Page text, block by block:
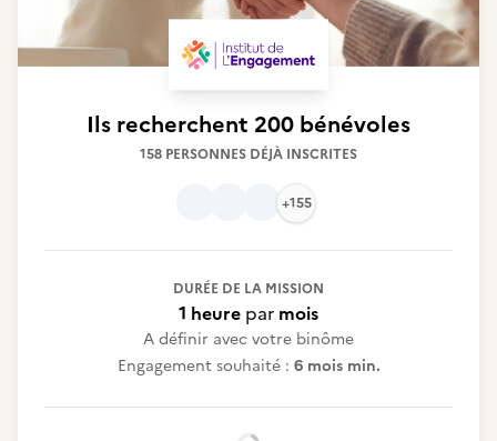
Ils recherchent 200 bénévoles
158 PERSONNES DÉJÀ INSCRITES
+155
DURÉE DE LA MISSION
1 heure par mois
A définir avec votre binôme
Engagement souhaité : 6 mois min.